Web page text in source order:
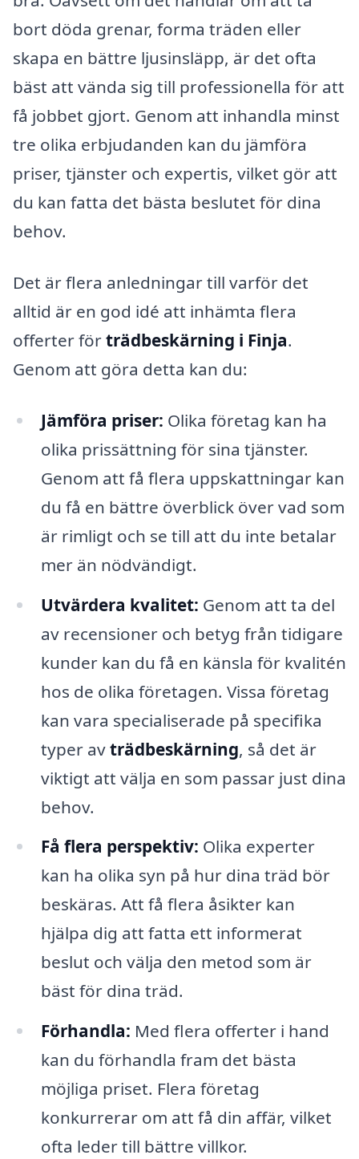
bort döda grenar, forma träden eller
skapa en bättre ljusinsläpp, är det ofta
bäst att vända sig till professionella för att
få jobbet gjort. Genom att inhandla minst
tre olika erbjudanden kan du jämföra
priser, tjänster och expertis, vilket gör att
du kan fatta det bästa beslutet för dina
behov.
Det är flera anledningar till varför det
alltid är en god idé att inhämta flera
offerter förträdbeskärning i Finja.
Genom att göra detta kan du:
Jämföra priser: Olika företag kan ha
olika prissättning för sina tjänster.
Genom att få flera uppskattningar kan
du få en bättre överblick över vad som
är rimligt och se till att du inte betalar
mer än nödvändigt.
Utvärdera kvalitet: Genom att ta del
av recensioner och betyg från tidigare
kunder kan du få en känsla för kvalitén
hos de olika företagen. Vissa företag
kan vara specialiserade på specifika
typer avträdbeskärning, så det är
viktigt att välja en som passar just dina
behov.
Få flera perspektiv: Olika experter
kan ha olika syn på hur dina träd bör
beskäras. Att få flera åsikter kan
hjälpa dig att fatta ett informerat
beslut och välja den metod som är
bäst för dina träd.
Förhandla: Med flera offerter i hand
kan du förhandla fram det bästa
möjliga priset. Flera företag
konkurrerar om att få din affär, vilket
ofta leder till bättre villkor.